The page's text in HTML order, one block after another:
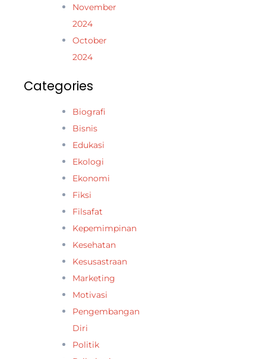
November
2024
October
2024
Categories
Biografi
Bisnis
Edukasi
Ekologi
Ekonomi
Fiksi
Filsafat
Kepemimpinan
Kesehatan
Kesusastraan
Marketing
Motivasi
Pengembangan
Diri
Politik